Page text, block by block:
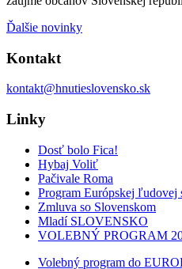
Ďalšie novinky
Kontakt
kontakt@hnutieslovensko.sk
Linky
Dosť bolo Fica!
Hybaj Voliť
Pačivale Roma
Program Európskej ľudovej
Zmluva so Slovenskom
Mladí SLOVENSKO
VOLEBNÝ PROGRAM
Volebný program do